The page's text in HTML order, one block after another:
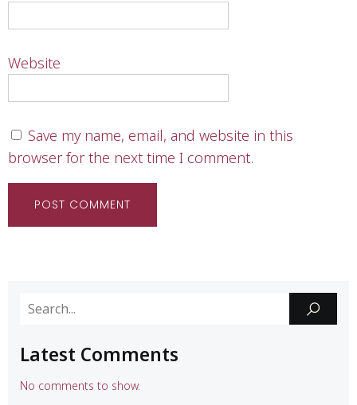
Website
Save my name, email, and website in this
browser for the next time I comment.
Latest Comments
No comments to show.